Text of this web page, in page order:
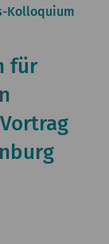
Kolloquium
für